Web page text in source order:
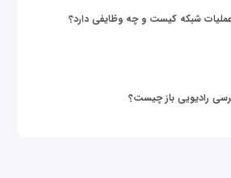
شبکه کیست و چه وظایفی دارد؟
رادیویی باز چیست؟